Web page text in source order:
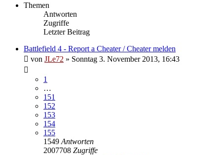
Themen
Antworten
Zugriffe
Letzter Beitrag
Battlefield 4 - Report a Cheater / Cheater melden
von JLe72 » Sonntag 3. November 2013, 16:43
1
…
151
152
153
154
155
1549 Antworten
2007708 Zugriffe